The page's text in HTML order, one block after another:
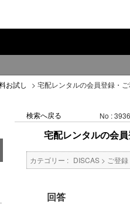
お試し > 宅配レンタルの会員登録・
検索へ戻る No :
宅配レンタルの会
カテゴリー : DISCAS > ご登
回答